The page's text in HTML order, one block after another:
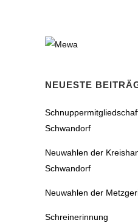
NEUESTE
Schwandorf
Neuwahlen der
Schwandorf
Neuwahlen der
Schreinerinnung